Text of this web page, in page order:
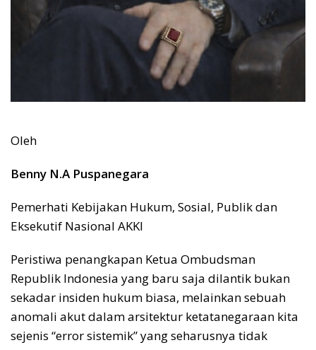
Oleh
Benny N.A Puspanegara
Pemerhati Kebijakan Hukum, Sosial, Publik dan
Eksekutif Nasional AKKI
Peristiwa penangkapan Ketua Ombudsman
Republik Indonesia yang baru saja dilantik bukan
sekadar insiden hukum biasa, melainkan sebuah
anomali akut dalam arsitektur ketatanegaraan kita
sejenis “error sistemik” yang seharusnya tidak